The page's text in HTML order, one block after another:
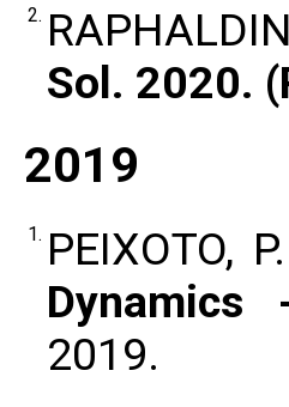
2.
Sol. 2020.
2019
1. PEIXOTO,
Dynamics
2019.